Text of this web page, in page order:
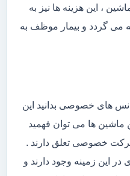
، این هزینه ها نیز به
گردد و بیمار موظف به
های خصوصی بدانید این
ماشین ها می توان فهمید
خصوصی تعلق دارند .
این زمینه وجود دارند و